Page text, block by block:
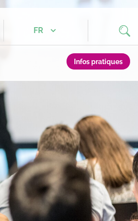
Infos pratiques
FR